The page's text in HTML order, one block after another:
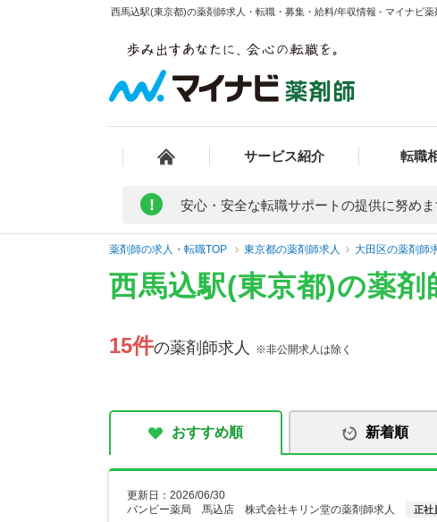
西馬込駅(東京都)の薬剤師求人・転職・募集・給料/年収情報 - マイナビ薬
サービス紹介 転職
! 安心・安全な転職サポートの提供に努めま
薬剤師の求人・転職TOP 東京都の薬剤師求人 大田区の薬剤師
西馬込駅(東京都)の薬
15件の薬剤師求人 ※非公開求人は除く
おすすめ順 新着順
更新日：2026/06/30
バンビー薬局 馬込店 株式会社キリン堂の薬剤師求人
正社